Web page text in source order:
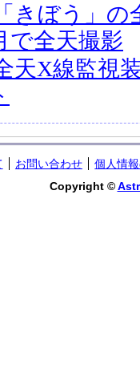
「きぼう」
で全天撮影
天X線監視
お問い合わせ
個人情
Copyright ©